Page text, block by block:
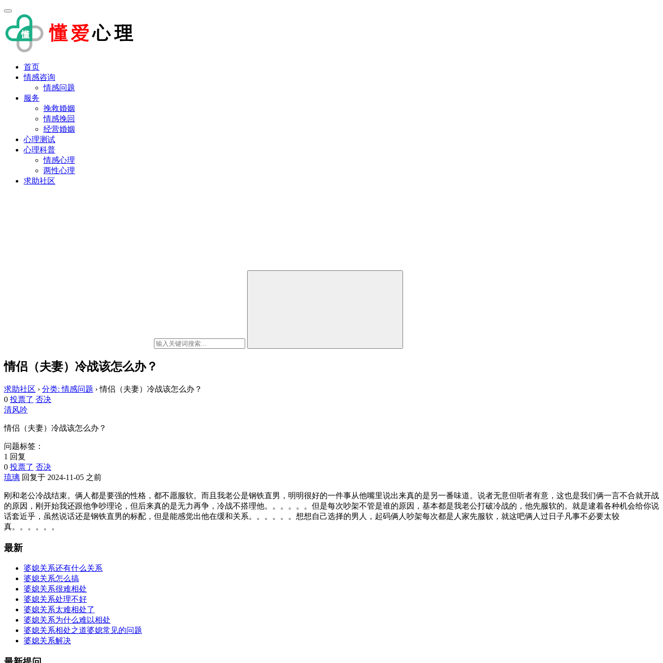
首页
情感咨询
情感问题
服务
挽救婚姻
情感挽回
经营婚姻
心理测试
心理科普
情感心理
两性心理
求助社区
情侣（夫妻）冷战该怎么办？
求助社区 › 分类: 情感问题 ›情侣（夫妻）冷战该怎么办？
0 投票了 否决
清风吟
情侣（夫妻）冷战该怎么办？
问题标签：
1 回复
0 投票了 否决
琉璃 回复于 2024-11-05 之前
刚和老公冷战结束。俩人都是要强的性格，都不愿服软。而且我老公是钢铁直男，明明很好的一件事从他嘴里说出来真的是另一番味道。说者无意但听者有意，这也是我们俩一言不合就开战
的原因，刚开始我还跟他争吵理论，但后来真的是无力再争，冷战不搭理他。。。。。。但是每次吵架不管是谁的原因，基本都是我老公打破冷战的，他先服软的。就是逮着各种机会给你说
话套近乎，虽然说话还是钢铁直男的标配，但是能感觉出他在缓和关系。。。。。。想想自己选择的男人，起码俩人吵架每次都是人家先服软，就这吧俩人过日子凡事不必要太较
真。。。。。。
最新
婆媳关系还有什么关系
婆媳关系怎么搞
婆媳关系很难相处
婆媳关系处理不好
婆媳关系太难相处了
婆媳关系为什么难以相处
婆媳关系相处之道婆媳常见的问题
婆媳关系解决